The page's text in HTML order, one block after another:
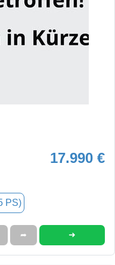
17.990 €
PS)
➦ ➜